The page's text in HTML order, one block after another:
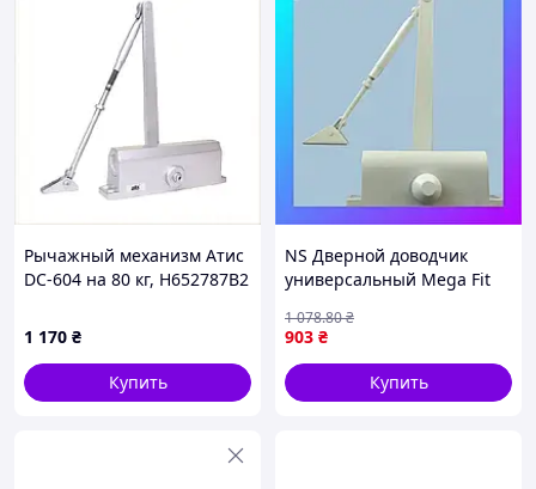
Рычажный механизм Атис
DC-604 на 80 кг, H652787B2
1 170 ₴
Купить
NS Дверной доводчик
универсальный Mega Fit
надежный механизм для
плавного закрывания
Nes22/Q
903 ₴
1 078.80₴
Купить